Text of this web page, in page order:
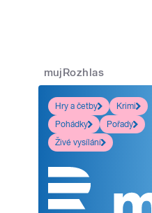
mujRozhlas
Hry a četby
Krimi
Pohádky
Pořady
Živé vysílání